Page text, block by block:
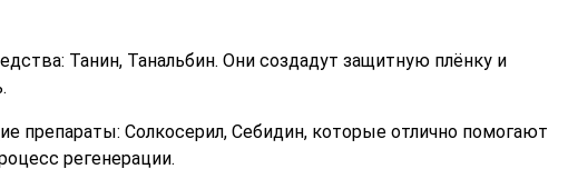
Танин, Танальбин. Они создадут защитную плёнку и
препараты: Солкосерил, Себидин, которые отлично помогают
регенерации.